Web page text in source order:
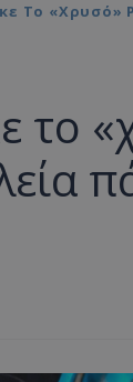
Το «χρυσό»
το